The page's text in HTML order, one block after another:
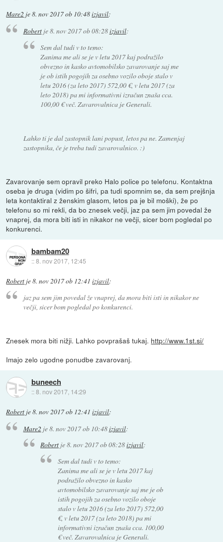
Mare2 je8. nov 2017 ob 10:48izjavil:
Robertje8. nov 2017 ob 08:28izjavil:
Sem dal tudi v to temo:
Zanima me ali se je v letu 2017 kaj podražilo
obvezno in kasko avtomobilsko zavarovanje saj me
je ob istih pogojih za osebno vozilo oboje stalo v
letu 2016 (za leto 2017) 572,00 €, v letu 2017 (za
leto 2018) pa mi informativni izračun znaša cca.
100,00 € več. Zavarovalnica je Generali.
Lahko ti je dal zastopnik lani popust, letos pa ne. Zamenjaj
zastopnika, če je treba tudi zavarovalnico. :)
Zavarovanje sem opravil preko Halo police po telefonu. Kontaktna
oseba je druga (vidim po šifri, pa tudi spomnim se, da sem prejšnja
leta kontaktiral z ženskim glasom, letos pa je bil moški), že po
telefonu so mi rekli, da bo znesek večji, jaz pa sem jim povedal že
vnaprej, da mora biti isti in nikakor ne večji, sicer bom pogledal po
konkurenci.
bambam20
::8. nov 2017, 12:45
Robert je8. nov 2017 ob 12:41 izjavil:
jaz pa sem jim povedal že vnaprej, da mora biti isti in nikakor ne
večji, sicer bom pogledal po konkurenci.
Znesek mora biti nižji. Lahko povprašaš tukaj. http://www.1st.si/
Imajo zelo ugodne ponudbe zavarovanj.
buneech
::8. nov 2017, 14:29
Robert je8. nov 2017 ob 12:41 izjavil:
Mare2je8. nov 2017 ob 10:48izjavil:
Robert je8. nov 2017 ob 08:28izjavil:
Sem dal tudi v to temo:
Zanima me ali se je v letu 2017 kaj
podražilo obvezno in kasko
avtomobilsko zavarovanje saj me je ob
istih pogojih za osebno vozilo oboje
stalo v letu 2016 (za leto 2017) 572,00
€, v letu 2017 (za leto 2018) pa mi
informativni izračun znaša cca. 100,00
€ več. Zavarovalnica je Generali.